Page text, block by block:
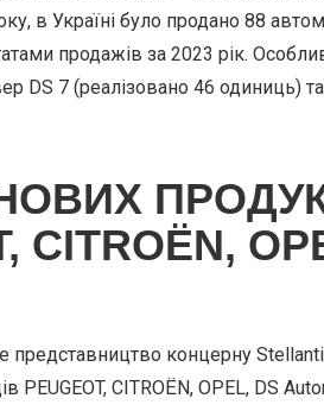
в Україні було продано 88
продажів за 2023 рік.
DS 7 (реалізовано 46 одиниць)
CITROЁN,
представництво концерну
PEUGEOT, CITROЁN, OPEL, DS